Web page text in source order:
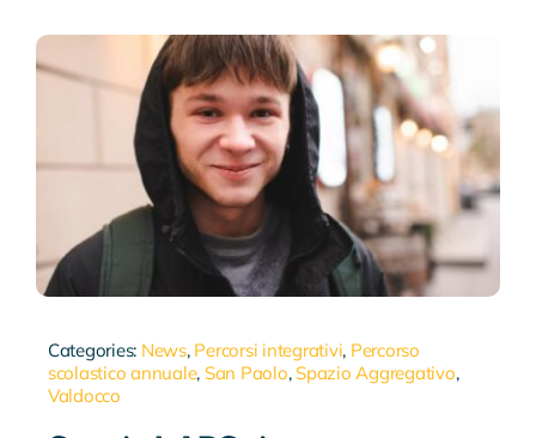
Categories: News, Percorsi integrativi, Percorso
scolastico annuale, San Paolo, Spazio Aggregativo,
Valdocco